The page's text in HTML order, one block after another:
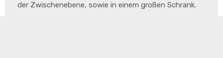
der Zwischenebene, sowie in einem großen Schrank.